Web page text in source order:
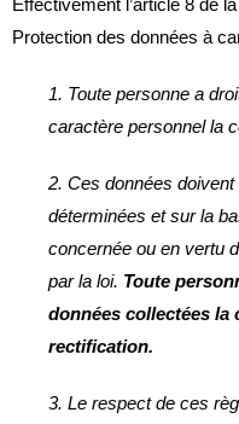
Effectivement l’article 8 de
Protection des données à
1. Toute personne a
caractère personnel la
2. Ces données
déterminées et sur la
concernée ou en vertu
par la loi. Toute
données collectées la
rectification.
3. Le respect de ces